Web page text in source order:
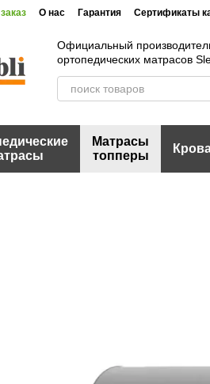
О нас Гарантия Сертификаты
Официальный
ортопедических матрасов
Матрасы
топперы